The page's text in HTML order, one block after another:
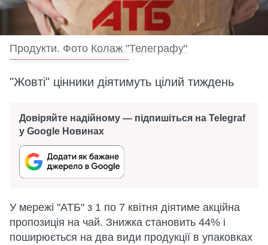
Продукти. Фото Колаж "Телеграфу"
"Жовті" цінники діятимуть цілий тиждень
Довіряйте надійному — підпишіться на Telegraf
у Google Новинах
У мережі "АТБ" з 1 по 7 квітня діятиме акційна
пропозиція на чай. Знижка становить 44% і
поширюється на два види продукції в упаковках